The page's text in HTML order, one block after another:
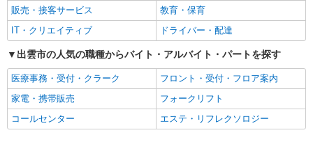
まかない・食事補助
社員登用あり
販売・接客サービス
教育・保育
IT・クリエイティブ
ドライバー・配達
出雲市の人気の職種からバイト・アルバイト・パートを探す
医療事務・受付・クラーク
フロント・受付・フロア案内
家電・携帯販売
フォークリフト
コールセンター
エステ・リフレクソロジー